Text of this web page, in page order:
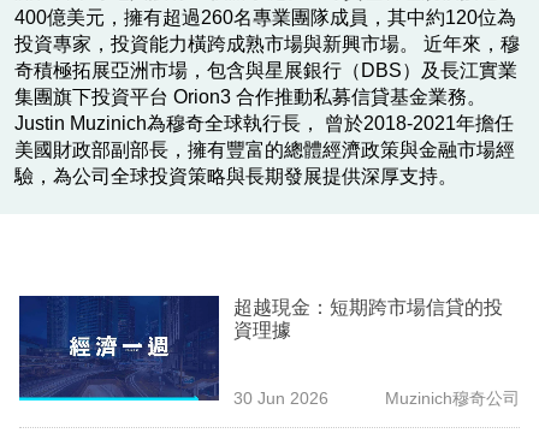
財
商
業
科
生
活
400億美元，擁有超過260名專業團隊成員，其中約120位為
投資專家，投資能力橫跨成熟市場與新興市場。 近年來，穆
奇積極拓展亞洲市場，包含與星展銀行（DBS）及長江實業
集團旗下投資平台 Orion3 合作推動私募信貸基金業務。
Justin Muzinich為穆奇全球執行長， 曾於2018-2021年擔任
美國財政部副部長，擁有豐富的總體經濟政策與金融市場經
驗，為公司全球投資策略與長期發展提供深厚支持。
超越現金：短期跨市場信貸的投
資理據
30 Jun 2026 Muzinich穆奇公司